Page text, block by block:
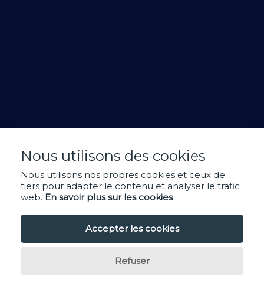
Nous utilisons des cookies
Nous utilisons nos propres cookies et ceux de
tiers pour adapter le contenu et analyser le trafic
web. En savoir plus sur les cookies
Accepter les cookies
Refuser